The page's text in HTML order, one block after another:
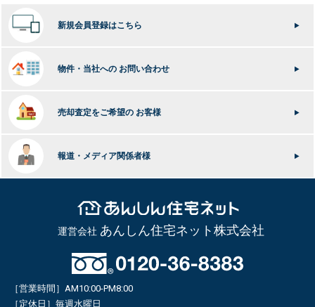
新規会員登録はこちら
物件・当社への お問い合わせ
売却査定をご希望の お客様
報道・メディア関係者様
運営会社 あんしん住宅ネット株式会社
［営業時間］AM10:00-PM8:00
［定休日］毎週水曜日